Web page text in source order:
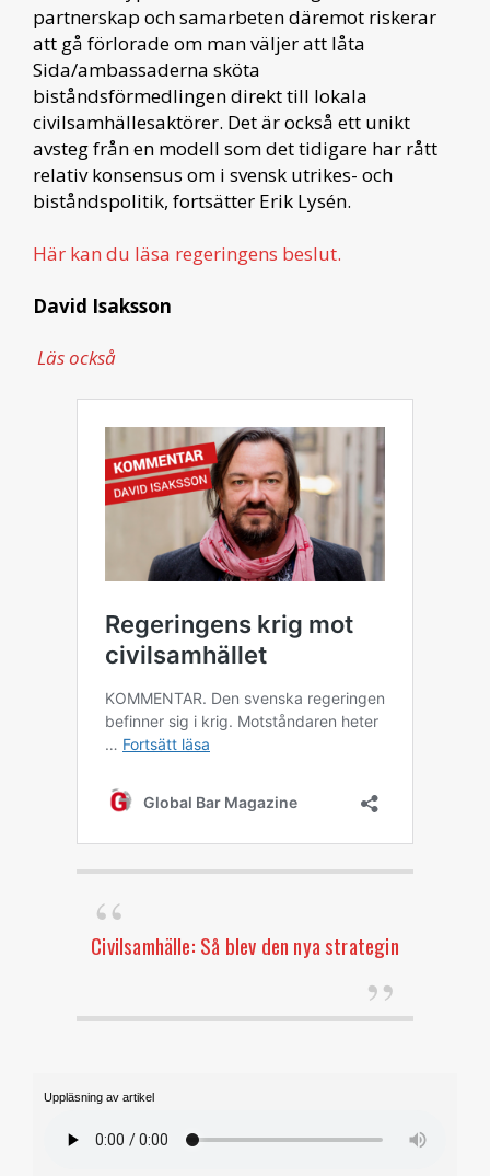
partnerskap och samarbeten däremot riskerar
att gå förlorade om man väljer att låta
Sida/ambassaderna sköta
biståndsförmedlingen direkt till lokala
civilsamhällesaktörer. Det är också ett unikt
avsteg från en modell som det tidigare har rått
relativ konsensus om i svensk utrikes- och
biståndspolitik, fortsätter Erik Lysén.
Här kan du läsa regeringens beslut.
David Isaksson
Läs också
Civilsamhälle: Så blev den nya strategin
Uppläsning av artikel